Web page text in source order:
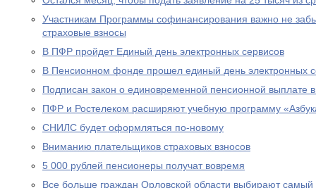
Участникам Программы софинансирования важно не
страховые взносы
В ПФР пройдет Единый день электронных сервисов
В Пенсионном фонде прошел единый день электронных
Подписан закон о единовременной пенсионной выплате
ПФР и Ростелеком расширяют учебную программу
СНИЛС будет оформляться по-новому
Вниманию плательщиков страховых взносов
5 000 рублей пенсионеры получат вовремя
Все больше граждан Орловской области выбирают